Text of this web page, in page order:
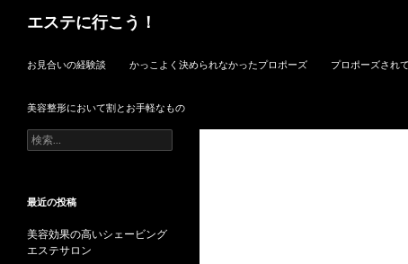
エステに行こう！
お見合いの経験談
かっこよく決められなかったプロポーズ プロポーズされ
美容整形において割とお手軽なもの
検
索:
最近の投稿
美容効果の高いシェービング
エステサロン